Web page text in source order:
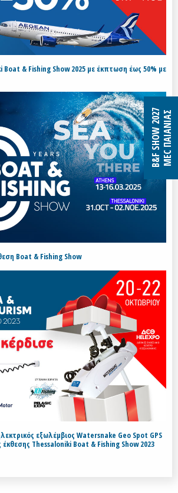
& Fishing Show 2025 με έκπτωση έως 50% με
Boat & Fishing Show
εξωλέμβιος Watersnake Geo Spot GPS
Thessaloniki Boat & Fishing Show 2023
B&F SHOW 2027MEC ΠΑΙΑΝΙΑΣ